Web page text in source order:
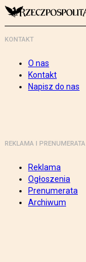
KONTAKT
O nas
Kontakt
Napisz do nas
REKLAMA I PRENUMERATA
Reklama
Ogłoszenia
Prenumerata
Archiwum